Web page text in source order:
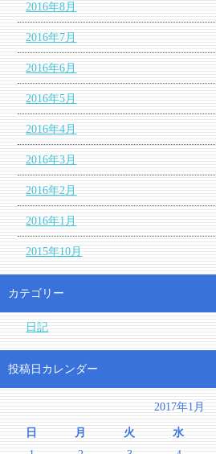
2016年8月
2016年7月
2016年6月
2016年5月
2016年4月
2016年3月
2016年2月
2016年1月
2015年10月
カテゴリー
日記
投稿日カレンダー
2017年1月
日 月 火 水